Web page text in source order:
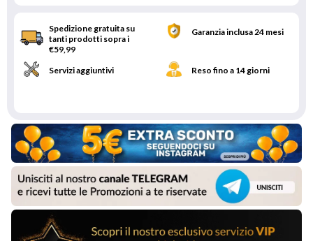
Spedizione gratuita su
tanti prodotti sopra i
€59,99
Garanzia inclusa 24 mesi
Servizi aggiuntivi Reso fino a 14 giorni